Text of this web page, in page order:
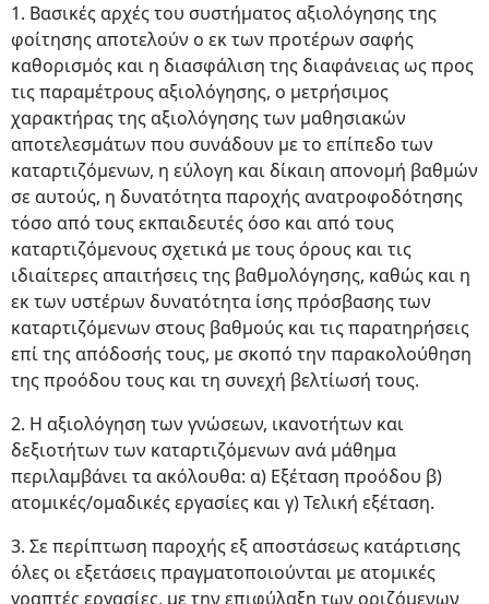
1. Βασικές αρχές του συστήματος αξιολόγησης της
φοίτησης αποτελούν ο εκ των προτέρων σαφής
καθορισμός και η διασφάλιση της διαφάνειας ως προς
τις παραμέτρους αξιολόγησης, ο μετρήσιμος
χαρακτήρας της αξιολόγησης των μαθησιακών
αποτελεσμάτων που συνάδουν με το επίπεδο των
καταρτιζόμενων, η εύλογη και δίκαιη απονομή βαθμών
σε αυτούς, η δυνατότητα παροχής ανατροφοδότησης
τόσο από τους εκπαιδευτές όσο και από τους
καταρτιζόμενους σχετικά με τους όρους και τις
ιδιαίτερες απαιτήσεις της βαθμολόγησης, καθώς και η
εκ των υστέρων δυνατότητα ίσης πρόσβασης των
καταρτιζόμενων στους βαθμούς και τις παρατηρήσεις
επί της απόδοσής τους, με σκοπό την παρακολούθηση
της προόδου τους και τη συνεχή βελτίωσή τους.
2. Η αξιολόγηση των γνώσεων, ικανοτήτων και
δεξιοτήτων των καταρτιζόμενων ανά μάθημα
περιλαμβάνει τα ακόλουθα: α) Εξέταση προόδου β)
ατομικές/ομαδικές εργασίες και γ) Τελική εξέταση.
3. Σε περίπτωση παροχής εξ αποστάσεως κατάρτισης
όλες οι εξετάσεις πραγματοποιούνται με ατομικές
γραπτές εργασίες, με την επιφύλαξη των οριζόμενων